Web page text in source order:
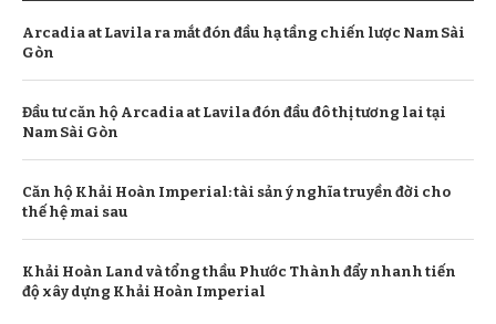
Arcadia at Lavila ra mắt đón đầu hạ tầng chiến lược Nam Sài
Gòn
Đầu tư căn hộ Arcadia at Lavila đón đầu đô thị tương lai tại
Nam Sài Gòn
Căn hộ Khải Hoàn Imperial: tài sản ý nghĩa truyền đời cho
thế hệ mai sau
Khải Hoàn Land và tổng thầu Phước Thành đẩy nhanh tiến
độ xây dựng Khải Hoàn Imperial